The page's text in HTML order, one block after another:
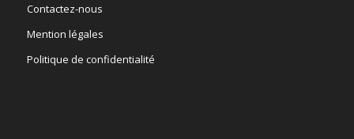
Contactez-nous
Mention légales
Politique de confidentialité